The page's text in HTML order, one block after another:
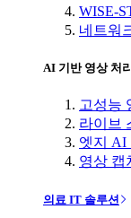
WISE-
네트워
AI 기반 영상 처
고성능
라이브
엣지 AI
영상 캡
의료 IT 솔루션